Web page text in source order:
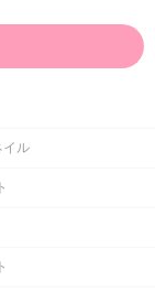
イル